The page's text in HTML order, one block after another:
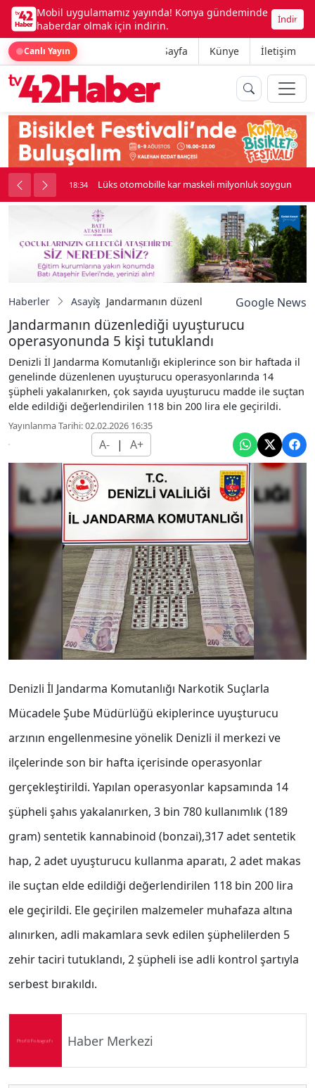
Mobil uygulamamız yayında! Konya gündeminde
haberdar olmak için indirin.
İndir
Canlı Yayın Ana Sayfa Künye İletişim
kavga çıktı 18:34 Lüks otomobille kar maskeli milyonluk soygun
Haberler Asayiş Jandarmanın düzenlediği uyuşturucu
Google News
Jandarmanın düzenlediği uyuşturucu
operasyonunda 5 kişi tutuklandı
Denizli İl Jandarma Komutanlığı ekiplerince son bir haftada il
genelinde düzenlenen uyuşturucu operasyonlarında 14
şüpheli yakalanırken, çok sayıda uyuşturucu madde ile suçtan
elde edildiği değerlendirilen 118 bin 200 lira ele geçirildi.
Yayınlanma Tarihi: 02.02.2026 16:35
A- | A+
Denizli İl Jandarma Komutanlığı Narkotik Suçlarla
Mücadele Şube Müdürlüğü ekiplerince uyuşturucu
arzının engellenmesine yönelik Denizli il merkezi ve
ilçelerinde son bir hafta içerisinde operasyonlar
gerçekleştirildi. Yapılan operasyonlar kapsamında 14
şüpheli şahıs yakalanırken, 3 bin 780 kullanımlık (189
gram) sentetik kannabinoid (bonzai),317 adet sentetik
hap, 2 adet uyuşturucu kullanma aparatı, 2 adet makas
ile suçtan elde edildiği değerlendirilen 118 bin 200 lira
ele geçirildi. Ele geçirilen malzemeler muhafaza altına
alınırken, adli makamlara sevk edilen şüphelilerden 5
zehir taciri tutuklandı, 2 şüpheli ise adli kontrol şartıyla
serbest bırakıldı.
Haber Merkezi